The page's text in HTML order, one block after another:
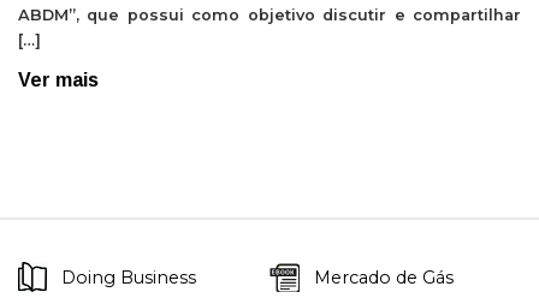
ABDM”, que possui como objetivo discutir e compartilhar
[…]
Ver mais
Doing Business Mercado de Gás